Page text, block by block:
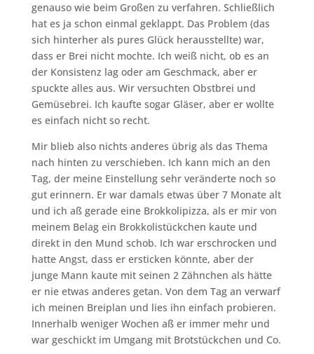
genauso wie beim Großen zu verfahren. Schließlich
hat es ja schon einmal geklappt. Das Problem (das
sich hinterher als pures Glück herausstellte) war,
dass er Brei nicht mochte. Ich weiß nicht, ob es an
der Konsistenz lag oder am Geschmack, aber er
spuckte alles aus. Wir versuchten Obstbrei und
Gemüsebrei. Ich kaufte sogar Gläser, aber er wollte
es einfach nicht so recht.
Mir blieb also nichts anderes übrig als das Thema
nach hinten zu verschieben. Ich kann mich an den
Tag, der meine Einstellung sehr veränderte noch so
gut erinnern. Er war damals etwas über 7 Monate alt
und ich aß gerade eine Brokkolipizza, als er mir von
meinem Belag ein Brokkolistückchen kaute und
direkt in den Mund schob. Ich war erschrocken und
hatte Angst, dass er ersticken könnte, aber der
junge Mann kaute mit seinen 2 Zähnchen als hätte
er nie etwas anderes getan. Von dem Tag an verwarf
ich meinen Breiplan und lies ihn einfach probieren.
Innerhalb weniger Wochen aß er immer mehr und
war geschickt im Umgang mit Brotstückchen und Co.